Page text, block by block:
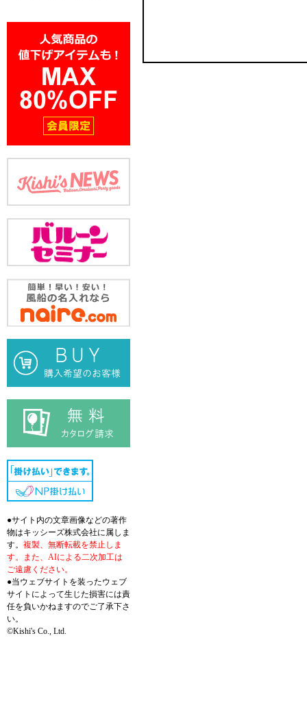
●サイト内の文章画像などの著作
物はキッシーズ株式会社に属しま
す。 複製、無断転載を禁止しま
す。また、AIによる二次加工は
ご遠慮ください。
●当ウェブサイトを装ったウェブ
サイトによって生じた損害には責
任を負いかねますのでご了承下さ
い。
©Kishi's Co., Ltd.